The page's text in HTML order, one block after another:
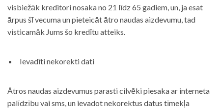
visbiežāk kreditori nosaka no 21 līdz 65 gadiem, un, ja esat
ārpus šī vecuma un pieteicāt ātro naudas aizdevumu, tad
visticamāk Jums šo kredītu atteiks.
Ievadīti nekorekti dati
Ātros naudas aizdevumus parasti cilvēki piesaka ar interneta
palīdzību vai sms, un ievadot nekorektus datus tīmekļa